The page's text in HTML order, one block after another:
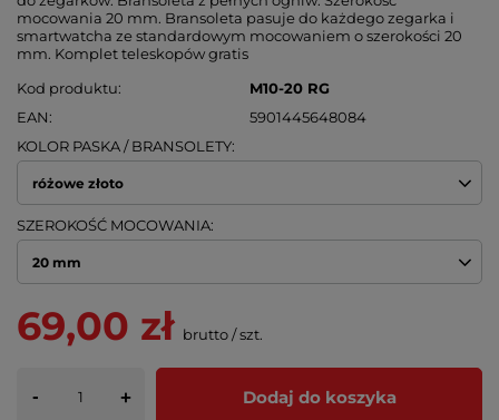
mocowania 20 mm. Bransoleta pasuje do każdego zegarka i
smartwatcha ze standardowym mocowaniem o szerokości 20
mm. Komplet teleskopów gratis
Kod produktu
M10-20 RG
EAN
5901445648084
KOLOR PASKA / BRANSOLETY
różowe złoto
SZEROKOŚĆ MOCOWANIA
20 mm
69,00 zł brutto/szt.
- + Dodaj do koszyka